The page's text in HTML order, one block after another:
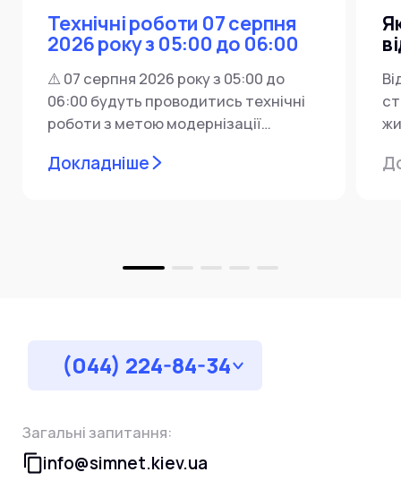
Технічні роботи 07 серпня
2026 року з 05:00 до 06:00
⚠️ 07 серпня 2026 року з 05:00 до
06:00 будуть проводитись технічні
роботи з метою модернізації
Докладніше
(044) 224-84-34
Загальні запитання:
info@simnet.kiev.ua